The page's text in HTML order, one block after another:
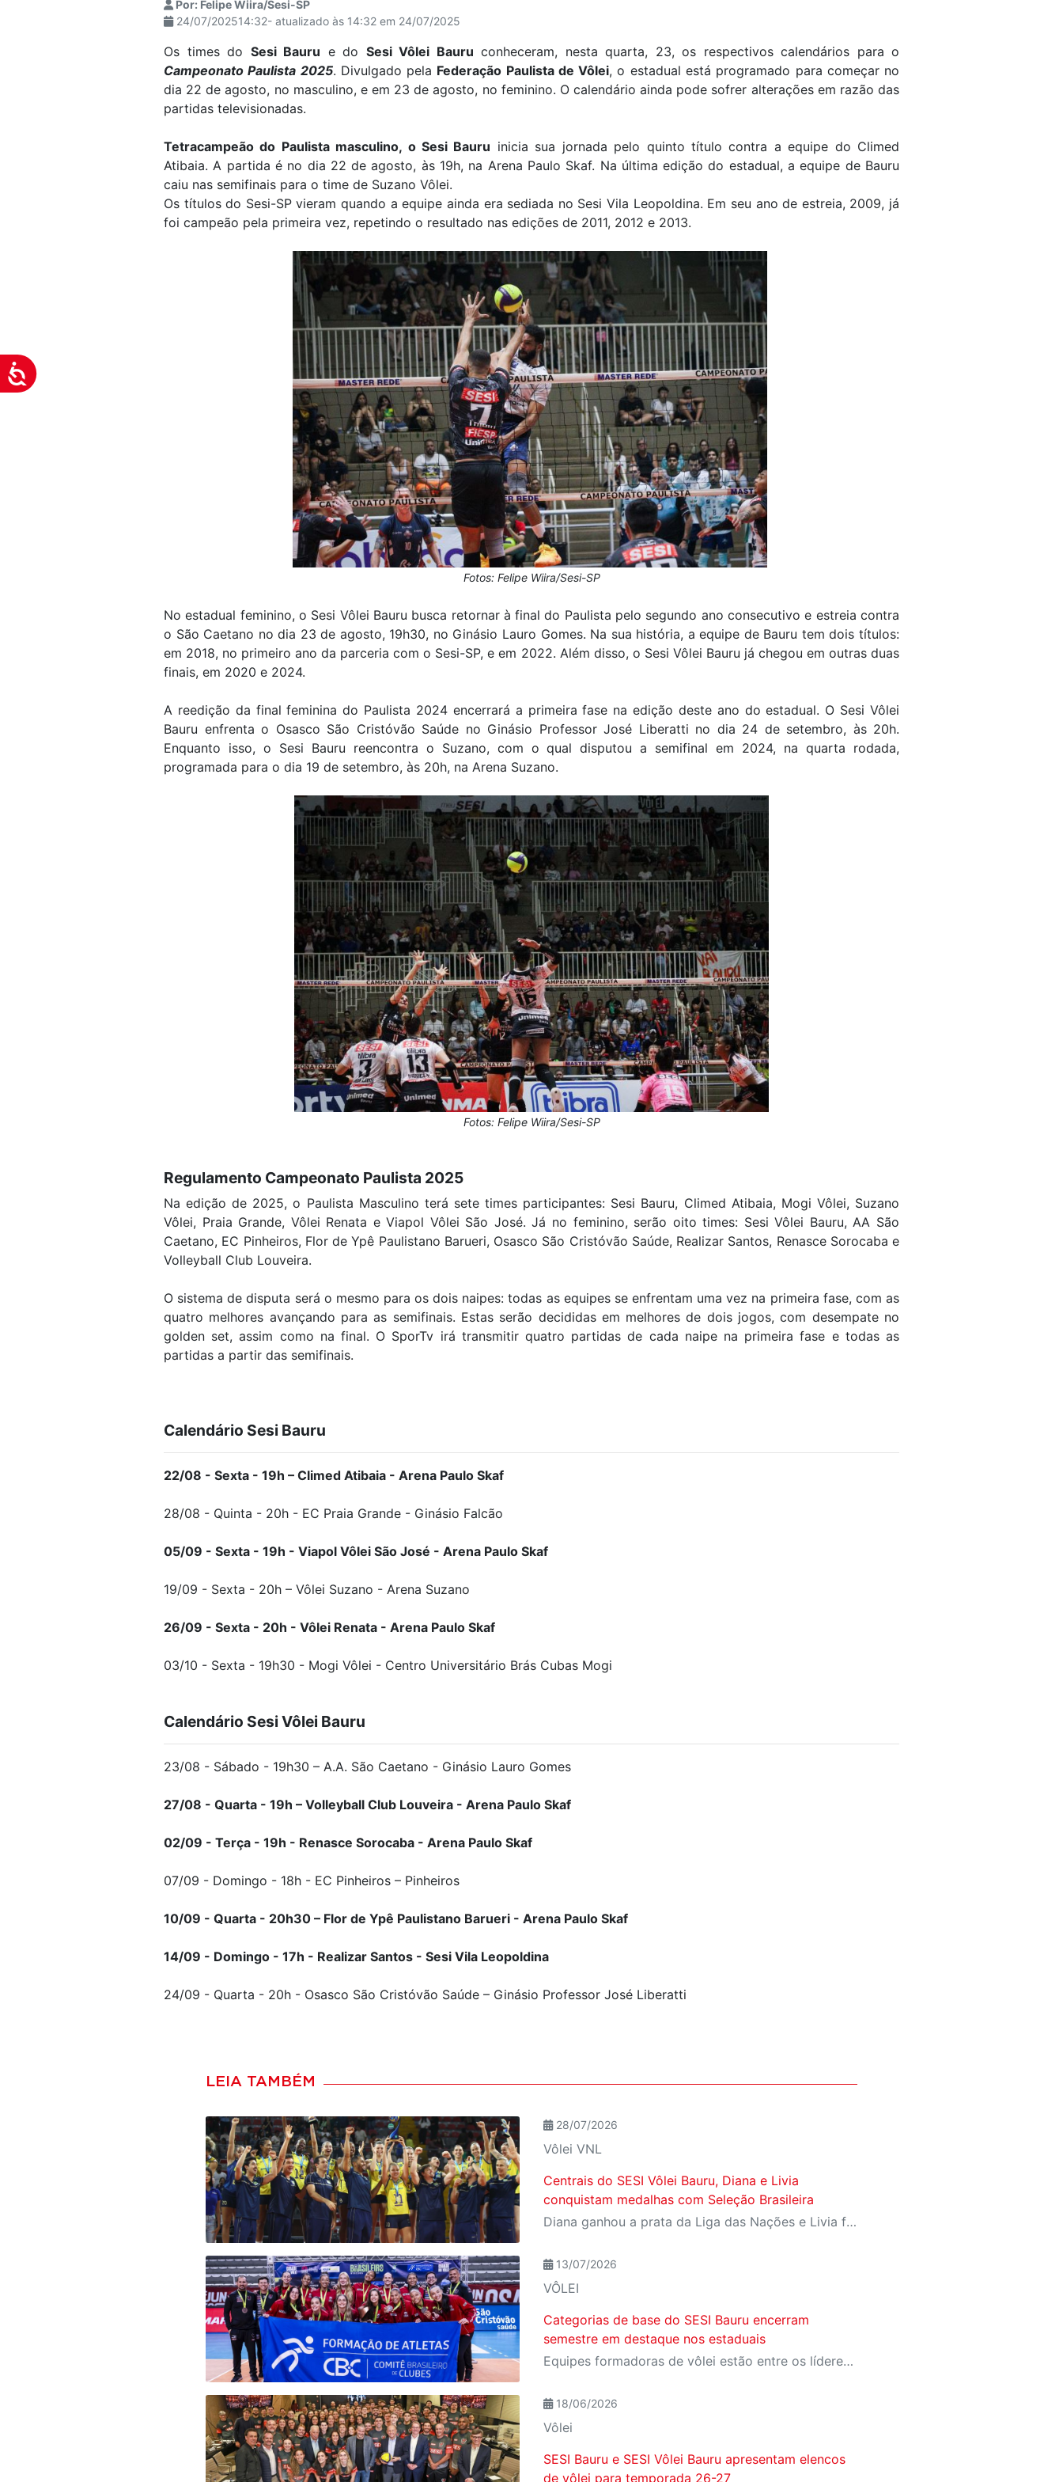
Acessibilidade
Por: Felipe Wiira/Sesi-SP
24/07/202514:32- atualizado às 14:32 em 24/07/2025
Os times do Sesi Bauru e do Sesi Vôlei Bauru conheceram, nesta quarta, 23, os respectivos calendários para o
Campeonato Paulista 2025. Divulgado pela Federação Paulista de Vôlei, o estadual está programado para começar no
dia 22 de agosto, no masculino, e em 23 de agosto, no feminino. O calendário ainda pode sofrer alterações em razão das
partidas televisionadas.
Tetracampeão do Paulista masculino, o Sesi Bauru inicia sua jornada pelo quinto título contra a equipe do Climed
Atibaia. A partida é no dia 22 de agosto, às 19h, na Arena Paulo Skaf. Na última edição do estadual, a equipe de Bauru
caiu nas semifinais para o time de Suzano Vôlei.
Os títulos do Sesi-SP vieram quando a equipe ainda era sediada no Sesi Vila Leopoldina. Em seu ano de estreia, 2009, já
foi campeão pela primeira vez, repetindo o resultado nas edições de 2011, 2012 e 2013.
Fotos: Felipe Wiira/Sesi-SP
No estadual feminino, o Sesi Vôlei Bauru busca retornar à final do Paulista pelo segundo ano consecutivo e estreia contra
o São Caetano no dia 23 de agosto, 19h30, no Ginásio Lauro Gomes. Na sua história, a equipe de Bauru tem dois títulos:
em 2018, no primeiro ano da parceria com o Sesi-SP, e em 2022. Além disso, o Sesi Vôlei Bauru já chegou em outras duas
finais, em 2020 e 2024.
A reedição da final feminina do Paulista 2024 encerrará a primeira fase na edição deste ano do estadual. O Sesi Vôlei
Bauru enfrenta o Osasco São Cristóvão Saúde no Ginásio Professor José Liberatti no dia 24 de setembro, às 20h.
Enquanto isso, o Sesi Bauru reencontra o Suzano, com o qual disputou a semifinal em 2024, na quarta rodada,
programada para o dia 19 de setembro, às 20h, na Arena Suzano.
Fotos: Felipe Wiira/Sesi-SP
Regulamento Campeonato Paulista 2025
Na edição de 2025, o Paulista Masculino terá sete times participantes: Sesi Bauru, Climed Atibaia, Mogi Vôlei, Suzano
Vôlei, Praia Grande, Vôlei Renata e Viapol Vôlei São José. Já no feminino, serão oito times: Sesi Vôlei Bauru, AA São
Caetano, EC Pinheiros, Flor de Ypê Paulistano Barueri, Osasco São Cristóvão Saúde, Realizar Santos, Renasce Sorocaba e
Volleyball Club Louveira.
O sistema de disputa será o mesmo para os dois naipes: todas as equipes se enfrentam uma vez na primeira fase, com as
quatro melhores avançando para as semifinais. Estas serão decididas em melhores de dois jogos, com desempate no
golden set, assim como na final. O SporTv irá transmitir quatro partidas de cada naipe na primeira fase e todas as
partidas a partir das semifinais.
Calendário Sesi Bauru
22/08 - Sexta - 19h – Climed Atibaia - Arena Paulo Skaf
28/08 - Quinta - 20h - EC Praia Grande - Ginásio Falcão
05/09 - Sexta - 19h - Viapol Vôlei São José - Arena Paulo Skaf
19/09 - Sexta - 20h – Vôlei Suzano - Arena Suzano
26/09 - Sexta - 20h - Vôlei Renata - Arena Paulo Skaf
03/10 - Sexta - 19h30 - Mogi Vôlei - Centro Universitário Brás Cubas Mogi
Calendário Sesi Vôlei Bauru
23/08 - Sábado - 19h30 – A.A. São Caetano - Ginásio Lauro Gomes
27/08 - Quarta - 19h – Volleyball Club Louveira - Arena Paulo Skaf
02/09 - Terça - 19h - Renasce Sorocaba - Arena Paulo Skaf
07/09 - Domingo - 18h - EC Pinheiros – Pinheiros
10/09 - Quarta - 20h30 – Flor de Ypê Paulistano Barueri - Arena Paulo Skaf
14/09 - Domingo - 17h - Realizar Santos - Sesi Vila Leopoldina
24/09 - Quarta - 20h - Osasco São Cristóvão Saúde – Ginásio Professor José Liberatti
LEIA TAMBÉM
28/07/2026
Vôlei VNL
Centrais do SESI Vôlei Bauru, Diana e Livia
conquistam medalhas com Seleção Brasileira
Diana ganhou a prata da Liga das Nações e Livia foi campeã da Copa Sul-Americana com Seleção B
13/07/2026
VÔLEI
Categorias de base do SESI Bauru encerram
semestre em destaque nos estaduais
Equipes formadoras de vôlei estão entre os líderes estaduais e somam convocações para seleções brasileiras
18/06/2026
Vôlei
SESI Bauru e SESI Vôlei Bauru apresentam elencos
de vôlei para temporada 26-27